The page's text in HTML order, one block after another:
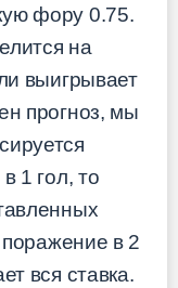
фору 0.75.
на
выигрывает
прогноз, мы
1 гол, то
поражение в 2
вся ставка.